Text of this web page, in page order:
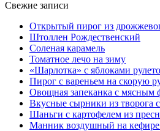
Свежие записи
Открытый пирог из
Штоллен Рождественский
Соленая карамель
Томатное лечо на зиму
«Шарлотка» с яблоками
Пирог с вареньем на скорую
Овощная запеканка с мясным
Вкусные сырники из творога
Шаньги с картофелем из
Манник воздушный на кефире